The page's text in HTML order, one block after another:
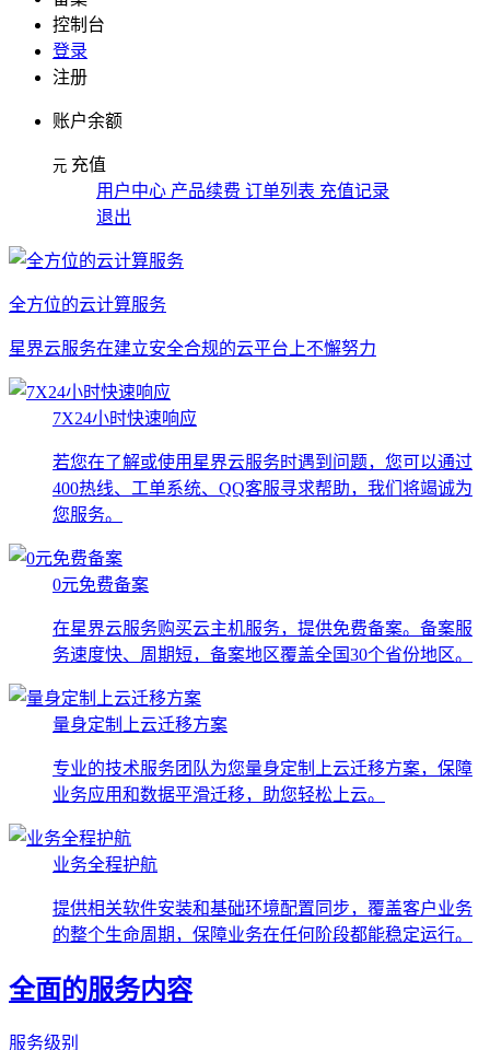
控制台
登录
注册
账户余额
元 充值
用户中心 产品续费 订单列表 充值记录
退出
全方位的云计算服务
星界云服务在建立安全合规的云平台上不懈努力
7X24小时快速响应
若您在了解或使用星界云服务时遇到问题，您可以通过
400热线、工单系统、QQ客服寻求帮助，我们将竭诚为
您服务。
0元免费备案
在星界云服务购买云主机服务，提供免费备案。备案服
务速度快、周期短，备案地区覆盖全国30个省份地区。
量身定制上云迁移方案
专业的技术服务团队为您量身定制上云迁移方案，保障
业务应用和数据平滑迁移，助您轻松上云。
业务全程护航
提供相关软件安装和基础环境配置同步，覆盖客户业务
的整个生命周期，保障业务在任何阶段都能稳定运行。
全面的服务内容
服务级别